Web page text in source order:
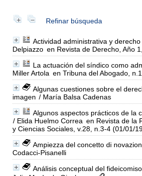
Refinar búsqueda
Actividad administrativa y
Delpiazzo en Revista de Derecho, Año
La actuación del síndico como
Miller Artola en Tribuna del Abogado,
Algunas cuestiones sobre el
imagen / María Balsa Cadenas
Algunos aspectos prácticos de la
/ Elida Huelmo Correa en Revista de la
y Ciencias Sociales, v.28, n.3-4 (01/01/
Ampiezza del concetto di
Codacci-Pisanelli
Análisis conceptual del